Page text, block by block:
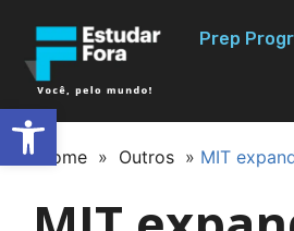
Prep
Home » Outros » MIT
Abrir a barra de ferramentas